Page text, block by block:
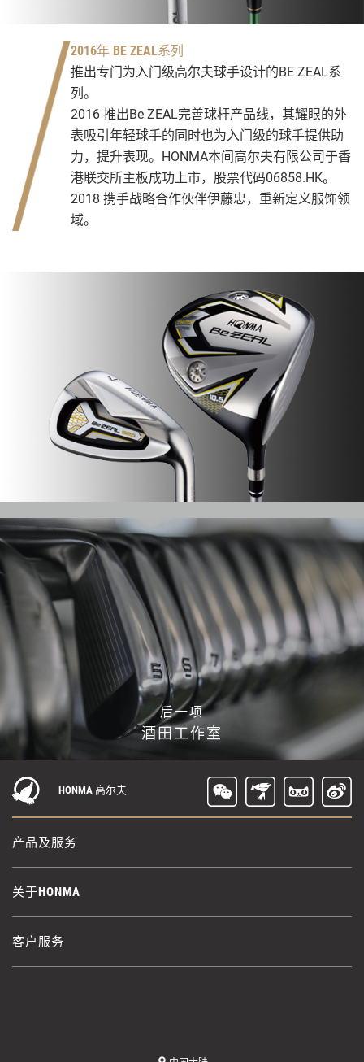
2016年 BE ZEAL系列
推出专门为入门级高尔夫球手设计的BE ZEAL系
列。
2016 推出Be ZEAL完善球杆产品线，其耀眼的外
表吸引年轻球手的同时也为入门级的球手提供助
力，提升表现。HONMA本间高尔夫有限公司于香
港联交所主板成功上市，股票代码06858.HK。
2018 携手战略合作伙伴伊藤忠，重新定义服饰领
域。
后一项
酒田工作室
HONMA 高尔夫
产品及服务
关于HONMA
客户服务